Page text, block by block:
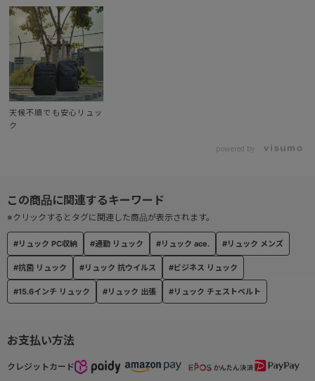
● 2WAYスルーポケット™
側面ファスナーと本体気室の双方から物の出し入れが可能なポケッ
ト。
● バーテクト®ポケット
ポケットには、抗ウイルス・抗菌加工の生地を使用。
左右に装備。
● フロントユーティリティポケット
傷が付きにくいようパイル生地を用いたメガネやサングラス等小物
収納可能なポケット。
● オーガナイザーポケット
シンプルなデザインで取り外し出来るチェストベルト付き。
お支払い方法
クレジットカード
#リュック PC収納 #通勤 リュック #リュック ace. #リュック メンズ
#抗菌 リュック #リュック 抗ウイルス #ビジネス リュック
#15.6インチ リュック #リュック 出張 #リュック チェストベルト
※クリックするとタグに関連した商品が表示されます。
天候不順でも安心リュッ
ク
powered by